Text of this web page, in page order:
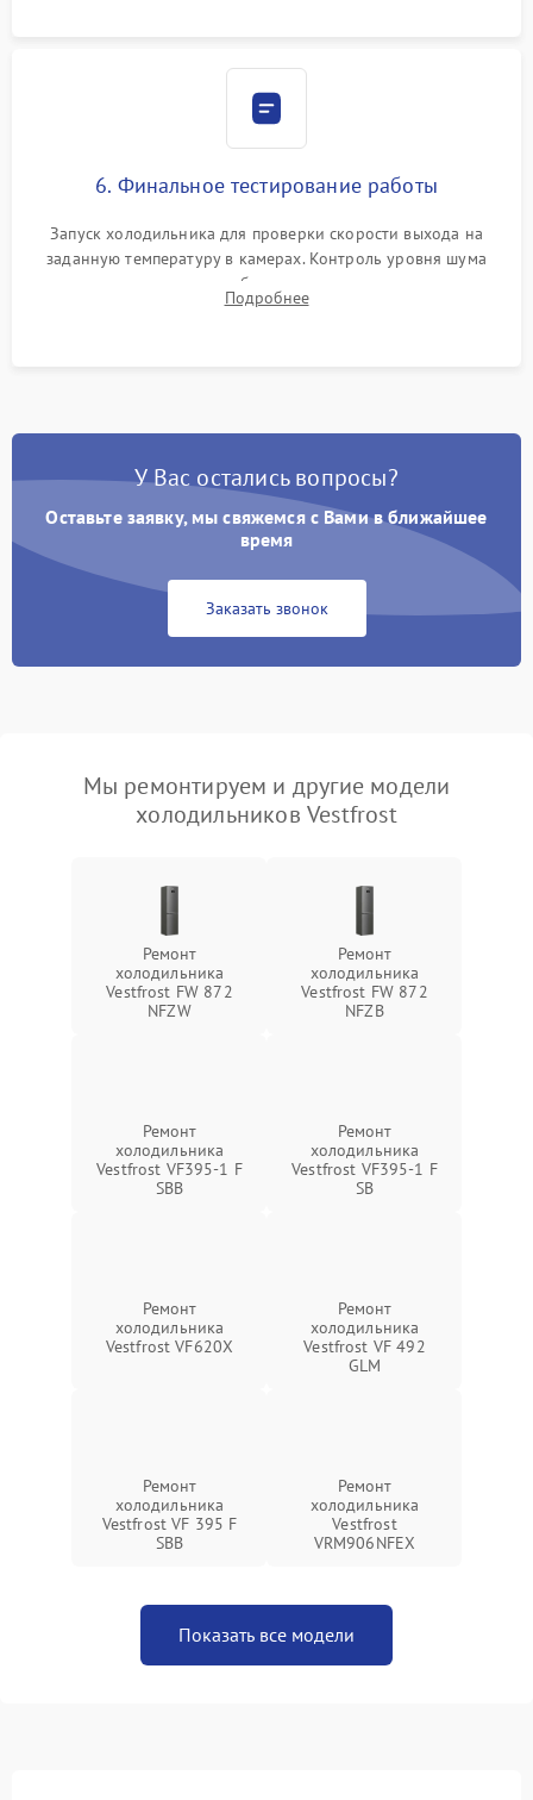
6. Финальное тестирование работы
Запуск холодильника для проверки скорости выхода на
заданную температуру в камерах. Контроль уровня шума
компрессора, отсутствия обмерзания стенок и корректного
срабатывания системы автоматической оттайки.
Подробнее
У Вас остались вопросы?
Оставьте заявку, мы свяжемся с Вами в ближайшее
время
Заказать звонок
Мы ремонтируем и другие модели
холодильников Vestfrost
Ремонт
холодильника
Vestfrost FW 872
NFZW
Ремонт
холодильника
Vestfrost FW 872
NFZВ
Ремонт
холодильника
Vestfrost VF395-1 F
SBB
Ремонт
холодильника
Vestfrost VF395-1 F
SB
Ремонт
холодильника
Vestfrost VF620X
Ремонт
холодильника
Vestfrost VF 492
GLM
Ремонт
холодильника
Vestfrost VF 395 F
SBB
Ремонт
холодильника
Vestfrost
VRM906NFEX
Показать все модели